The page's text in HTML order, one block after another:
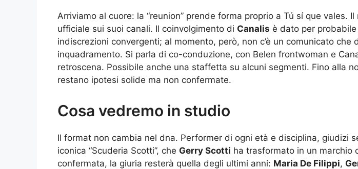
Arriviamo al cuore: la “reunion” prende forma proprio a Tú sí que vales. Il
ufficiale sui suoi canali. Il coinvolgimento di Canalis è dato per
indiscrezioni convergenti; al momento, però, non c’è un comunicato che
inquadramento. Si parla di co-conduzione, con Belen frontwoman e
retroscena. Possibile anche una staffetta su alcuni segmenti. Fino alla
restano ipotesi solide ma non confermate.
Cosa vedremo in studio
Il format non cambia nel dna. Performer di ogni età e disciplina, giudizi
iconica “Scuderia Scotti”, che Gerry Scotti ha trasformato in un marchio
confermata, la giuria resterà quella degli ultimi anni: Maria De Filippi,